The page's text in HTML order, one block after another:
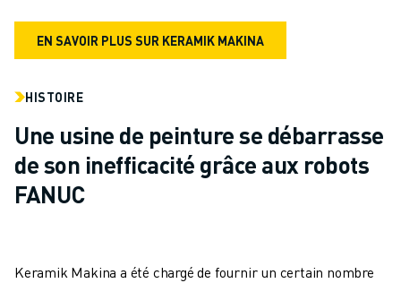
EN SAVOIR PLUS SUR KERAMIK MAKINA
HISTOIRE
Une usine de peinture se débarrasse
de son inefficacité grâce aux robots
FANUC
Keramik Makina a été chargé de fournir un certain nombre